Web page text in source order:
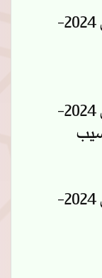
برنامج الفصل الاول للعام الدراسي 2024-
برنامج الفصل الاول للعام الدراسي 2024-
برنامج الفصل الاول للعام الدراسي 2024-